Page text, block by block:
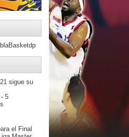
sigue su
5
el Final